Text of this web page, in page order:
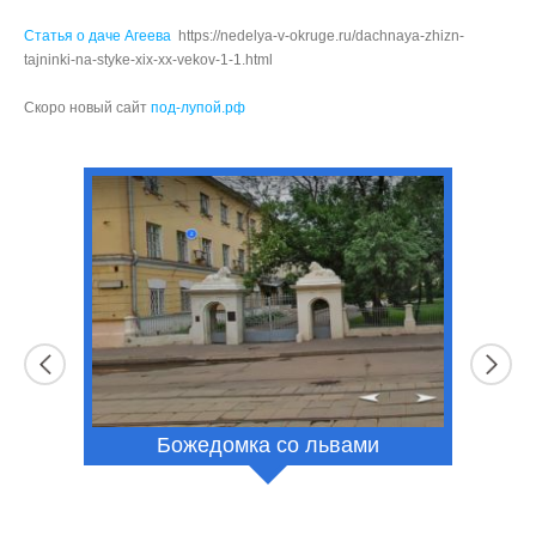
Статья о даче Агеева https://nedelya-v-okruge.ru/dachnaya-zhizn-
tajninki-na-styke-xix-xx-vekov-1-1.html
Скоро новый сайт под-лупой.рф
Божедомка со львами